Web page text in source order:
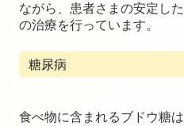
ながら、患者さまの安定し
の治療を行っています。
糖尿病
食べ物に含まれるブドウ糖